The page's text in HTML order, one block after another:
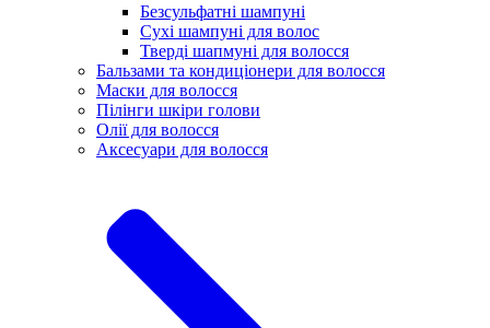
Безсульфатні шампуні
Сухі шампуні для волос
Тверді шапмуні для волосся
Бальзами та кондиціонери для волосся
Маски для волосся
Пілінги шкіри голови
Олії для волосся
Аксесуари для волосся